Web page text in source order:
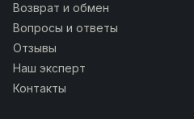
Возврат и обмен
Вопросы и ответы
Отзывы
Наш эксперт
Контакты